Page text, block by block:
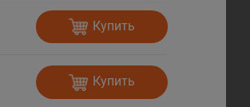
Купить
Купить